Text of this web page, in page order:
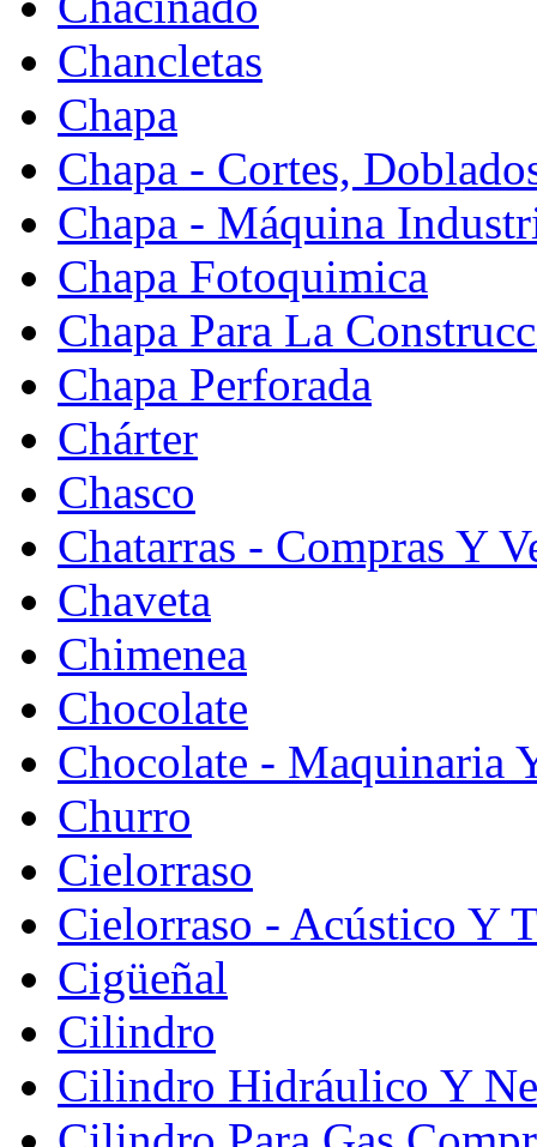
Chancletas
Chapa
Chapa - Cortes,
Chapa - Máquina
Chapa Fotoquimica
Chapa Para La
Chapa Perforada
Chárter
Chasco
Chatarras - Compras Y
Chaveta
Chimenea
Chocolate
Chocolate - Maquinaria
Churro
Cielorraso
Cielorraso - Acústico Y
Cigüeñal
Cilindro
Cilindro Hidráulico Y